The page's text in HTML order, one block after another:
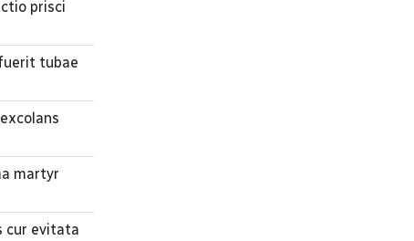
prisci
tubae
martyr
cur evitata